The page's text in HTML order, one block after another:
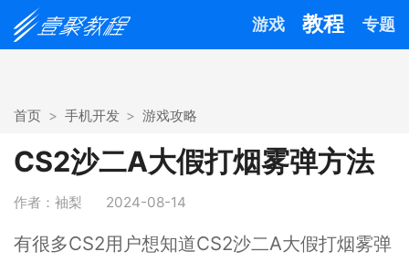
游戏 教程 专题
首页 手机开发 游戏攻略
CS2沙二A大假打烟雾弹方法
作者：袖梨 2024-08-14
有很多CS2用户想知道CS2沙二A大假打烟雾弹